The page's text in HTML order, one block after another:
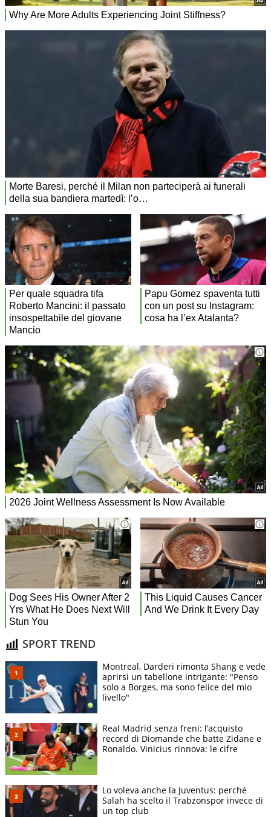
SPORT TREND
Montreal, Darderi rimonta Shang e vede
aprirsi un tabellone intrigante: "Penso
solo a Borges, ma sono felice del mio
livello"
Real Madrid senza freni: l’acquisto
record di Diomande che batte Zidane e
Ronaldo. Vinicius rinnova: le cifre
Lo voleva anche la Juventus: perché
Salah ha scelto il Trabzonspor invece di
un top club